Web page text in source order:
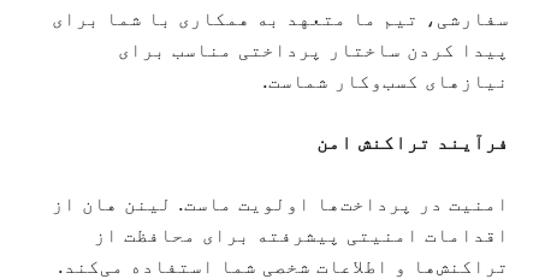
سفارشی، تیم ما متعهد به همکاری با شما برای
پیدا کردن ساختار پرداختی مناسب برای
نیازهای کسب‌وکار شماست.
فرآیند تراکنش امن
امنیت در پرداخت‌ها اولویت ماست. لینن هان از
اقدامات امنیتی پیشرفته برای محافظت از
تراکنش‌ها و اطلاعات شخصی شما استفاده می‌کند.